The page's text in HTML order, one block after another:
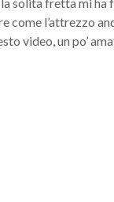
solita fretta mi
come l’attrezzo
video, un po’